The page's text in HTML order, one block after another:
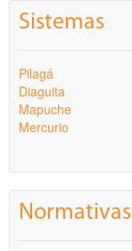
Sistemas
Pilagá
Diaguita
Mapuche
Mercurio
Normativas